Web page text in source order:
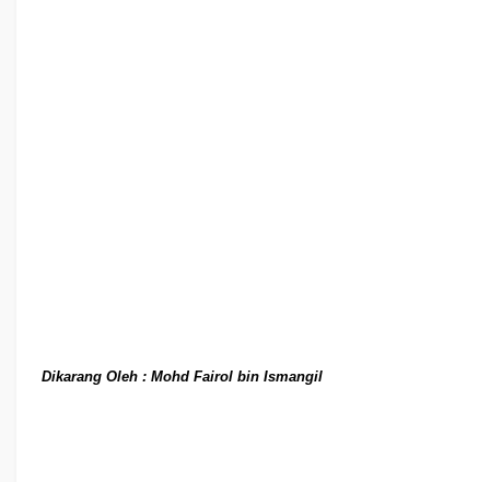
Dikarang Oleh : Mohd Fairol bin Ismangil